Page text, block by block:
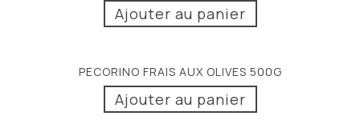
Ajouter au panier
PECORINO FRAIS AUX OLIVES 500G
Ajouter au panier